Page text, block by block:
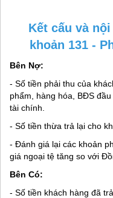
Kết cấu và
khoản 131 -
Bên Nợ:
- Số tiền phải thu của
phẩm, hàng hóa, BĐS
tài chính.
- Số tiền thừa trả lại cho
- Đánh giá lại các khoản
giá ngoại tệ tăng so với
Bên Có:
- Số tiền khách hàng đã